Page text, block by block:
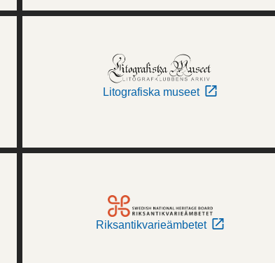
Litografiska museet
Riksantikvarieämbetet